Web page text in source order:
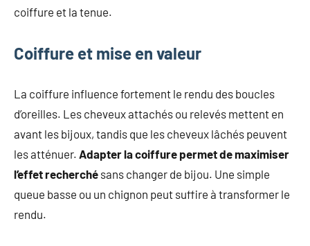
coiffure et la tenue.
Coiffure et mise en valeur
La coiffure influence fortement le rendu des boucles
d’oreilles. Les cheveux attachés ou relevés mettent en
avant les bijoux, tandis que les cheveux lâchés peuvent
les atténuer. Adapter la coiffure permet de maximiser
l’effet recherché sans changer de bijou. Une simple
queue basse ou un chignon peut suffire à transformer le
rendu.